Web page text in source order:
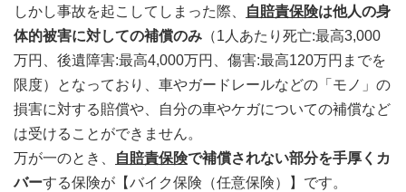
しかし事故を起こしてしまった際、
自賠責保険は他人の身
体的被害に対しての補償のみ （1人あたり死亡:最高3,000
万円、後遺障害:最高4,000万円、傷害:最高120万円までを
限度）となっており、車やガードレールなどの「モノ」の
損害に対する賠償や、自分の車やケガについての補償など
は受けることができません。
万が一のとき、
自賠責保険で補償されない部分を手厚くカ
バーする保険が【バイク保険（任意保険）】です。